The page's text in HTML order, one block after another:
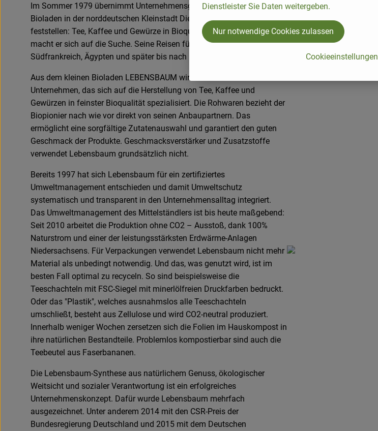
Im Sommer 1979 übernimmt Unternehmensgründer Ulrich Walter einen
Bioladen in der norddeutschen Kleinstadt Diepholz. Schnell muss er
feststellen: Tee, Kaffee und Gewürze in Bioqualität gibt es nicht. Also
macht er sich auf die Suche. Seine Reisen führen ihn nach
Südfrankreich, Ägypten und später bis nach Indien.
Aus dem kleinen Bioladen LEBENSBAUM wird ein mittelständisches
Unternehmen, das sich auf die Herstellung von Tee, Kaffee und
Gewürzen in feinster Bioqualität spezialisiert. Die Rohwaren bezieht der
Biopionier nach wie vor direkt von seinen Anbaupartnern. Das
ermöglicht eine sorgfältige Zutatenauswahl und garantiert den guten
Geschmack der Produkte. Geschmacksverstärker und Zusatzstoffe
verwendet Lebensbaum grundsätzlich nicht.
Bereits 1997 hat sich Lebensbaum für ein zertifiziertes
Umweltmanagement entschieden und damit Umweltschutz
systematisch und transparent in den Unternehmensalltag integriert.
Das Umweltmanagement des Mittelständlers ist bis heute maßgebend:
Seit 2010 arbeitet die Produktion ohne CO2 – Ausstoß, dank 100%
Naturstrom und einer der leistungsstärksten Erdwärme-Anlagen
Niedersachsens. Für Verpackungen verwendet Lebensbaum nicht mehr
Material als unbedingt notwendig. Und das, was genutzt wird, ist im
besten Fall optimal zu recyceln. So sind beispielsweise die
Teeschachteln mit FSC-Siegel mit minerlölfreien Druckfarben bedruckt.
Oder das "Plastik", welches ausnahmslos alle Teeschachteln
umschließt, besteht aus Zellulose und wird CO2-neutral produziert.
Innerhalb weniger Wochen zersetzen sich die Folien im Hauskompost in
ihre natürlichen Bestandteile. Problemlos kompostierbar sind auch die
Teebeutel aus Faserbananen.
Die Lebensbaum-Synthese aus natürlichem Genuss, ökologischer
Weitsicht und sozialer Verantwortung ist ein erfolgreiches
Unternehmenskonzept. Dafür wurde Lebensbaum mehrfach
ausgezeichnet. Unter anderem 2014 mit den CSR-Preis der
Bundesregierung Deutschland und 2015 mit dem Deutschen
Dienstleister Sie Daten weitergeben.
Cookieeinstellungen
Nur notwendige Cookies zulassen